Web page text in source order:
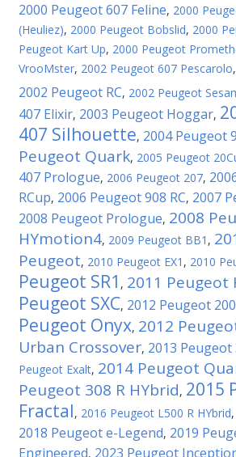
2000 Peugeot 607 Feline, 2000
(Heuliez), 2000 Peugeot Bobslid, 2000
Peugeot Kart Up, 2000 Peugeot
VrooMster, 2002 Peugeot 607 Pescarolo,
2002 Peugeot RC, 2002 Peugeot
407 Elixir, 2003 Peugeot Hoggar,
407 Silhouette, 2004 Peugeot
Peugeot Quark, 2005 Peugeot
407 Prologue, 2006 Peugeot 207,
RCup, 2006 Peugeot 908 RC, 2007
2008 Peugeot Prologue, 2008
HYmotion4, 2009 Peugeot BB1 ,
Peugeot, 2010 Peugeot EX1 , 2010
Peugeot SR1 , 2011 Peugeot
Peugeot SXC, 2012 Peugeot
Peugeot Onyx, 2012
Urban Crossover, 2013 Peugeot
Peugeot Exalt, 2014 Peugeot
Peugeot 308 R HYbrid, 2015
Fractal, 2016 Peugeot L500 R HYbrid,
2018 Peugeot e-Legend, 2019
Engineered, 2023 Peugeot